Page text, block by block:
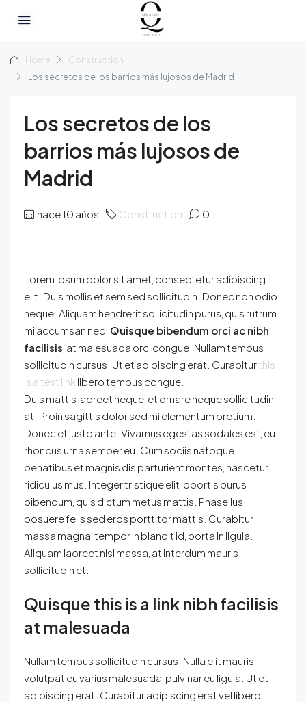
Home
Construction
Los secretos de los barrios más lujosos de Madrid
Los secretos de los
barrios más lujosos de
Madrid
hace 10 años Construction 0
Lorem ipsum dolor sit amet, consectetur adipiscing
elit. Duis mollis et sem sed sollicitudin. Donec non odio
neque. Aliquam hendrerit sollicitudin purus, quis rutrum
mi accumsan nec. Quisque bibendum orci ac nibh
facilisis , at malesuada orci congue. Nullam tempus
sollicitudin cursus. Ut et adipiscing erat. Curabiturthis
is a text link libero tempus congue.
Duis mattis laoreet neque, et ornare neque sollicitudin
at. Proin sagittis dolor sed mi elementum pretium.
Donec et justo ante. Vivamus egestas sodales est, eu
rhoncus urna semper eu. Cum sociis natoque
penatibus et magnis dis parturient montes, nascetur
ridiculus mus. Integer tristique elit lobortis purus
bibendum, quis dictum metus mattis. Phasellus
posuere felis sed eros porttitor mattis. Curabitur
massa magna, tempor in blandit id, porta in ligula.
Aliquam laoreet nisl massa, at interdum mauris
sollicitudin et.
Quisque this is a link nibh facilisis
at malesuada
Nullam tempus sollicitudin cursus. Nulla elit mauris,
volutpat eu varius malesuada, pulvinar eu ligula. Ut et
adipiscing erat. Curabitur adipiscing erat vel libero